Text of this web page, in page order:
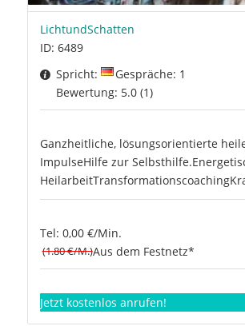
LichtundSchatten
ID: 6489
Spricht:
Gespräche: 1
Bewertung: 5.0 (1)
Ganzheitliche, lösungsorientierte
ImpulseHilfe zur
Tel: 0,00 €/Min.
(1.80 €/M.)Aus dem Festnetz*
Jetzt kostenlos anrufen!